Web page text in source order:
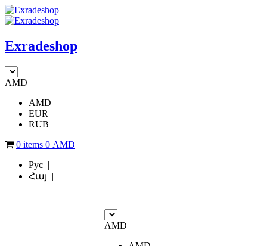
Exradeshop
AMD
AMD
EUR
RUB
0 items 0 AMD
Рус |
Հայ |
AMD